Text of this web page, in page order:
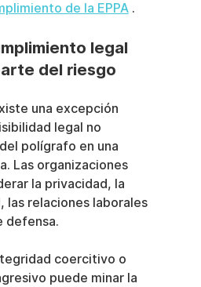
de la EPPA .
legal
del riesgo
una excepción
legal no
polígrafo en una
Las organizaciones
la privacidad, la
las relaciones laborales
defensa.
coercitivo o
puede minar la